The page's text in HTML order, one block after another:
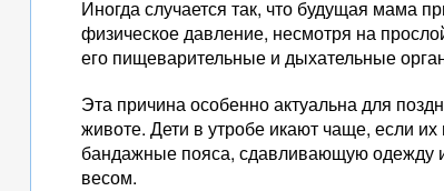
Иногда случается так, что будущая мама
физическое давление, несмотря на
его пищеварительные и дыхательные
Эта причина особенно актуальна для
животе. Дети в утробе икают чаще, если
бандажные пояса, сдавливающую одежду
весом.